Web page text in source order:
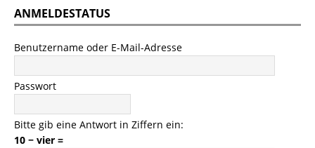
ANMELDESTATUS
Benutzername oder E-Mail-Adresse
Passwort
Bitte gib eine Antwort in Ziffern ein:
10 − vier =